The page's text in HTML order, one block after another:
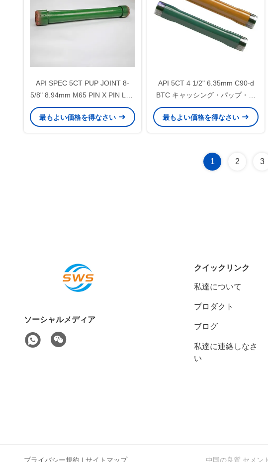
API SPEC 5CT PUP JOINT 8-
5/8" 8.94mm M65 PIN X PIN LTC
オイル&ガス井のセメント用
最もよい価格を得なさい
API 5CT 4 1/2" 6.35mm C90-d
BTC キャッシング・パップ・ジ
ョイント オイルフィールドセメ
ント化用
最もよい価格を得なさい
1 2 3
ソーシャルメディア
クイックリンク
私達について
プロダクト
ブログ
私達に連絡しなさ
い
プライバシー規約 | サイトマップ 中国の良質 セメン